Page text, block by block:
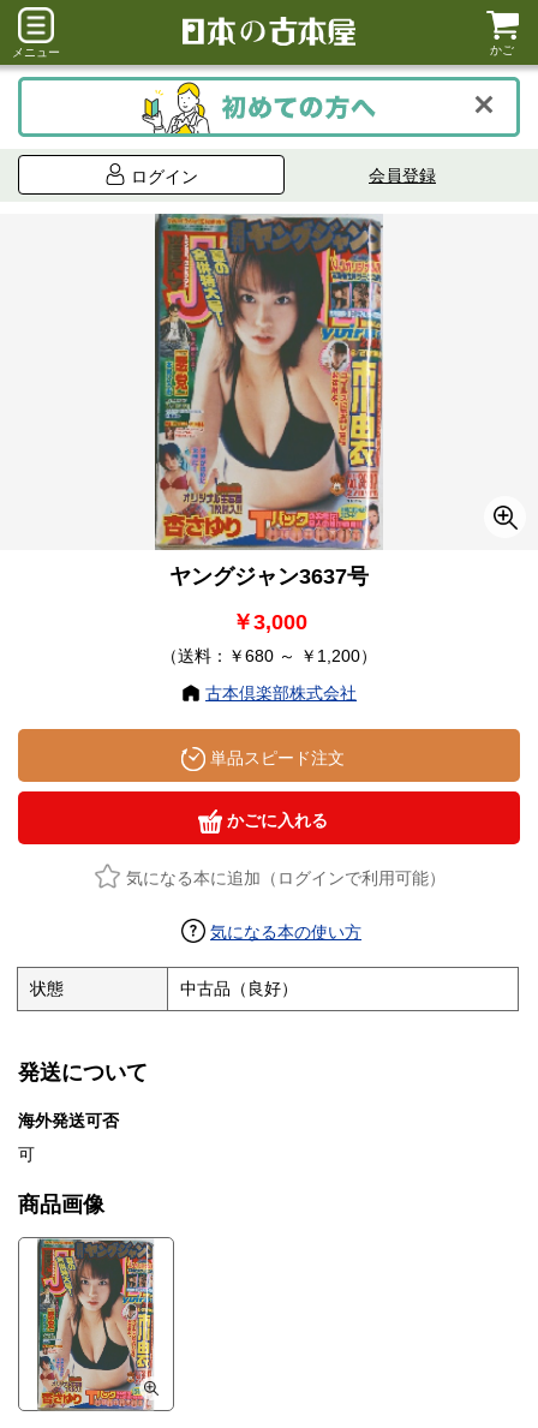
メニュー かご
ログイン 会員登録
ヤングジャン3637号
￥3,000
（送料：￥680 ～ ￥1,200）
古本倶楽部株式会社
単品スピード注文
かごに入れる
気になる本に追加（ログインで利用可能）
気になる本の使い方
状態 中古品（良好）
発送について
海外発送可否
可
商品画像